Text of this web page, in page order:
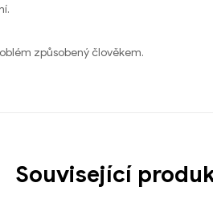
způsobený člověkem.
Související